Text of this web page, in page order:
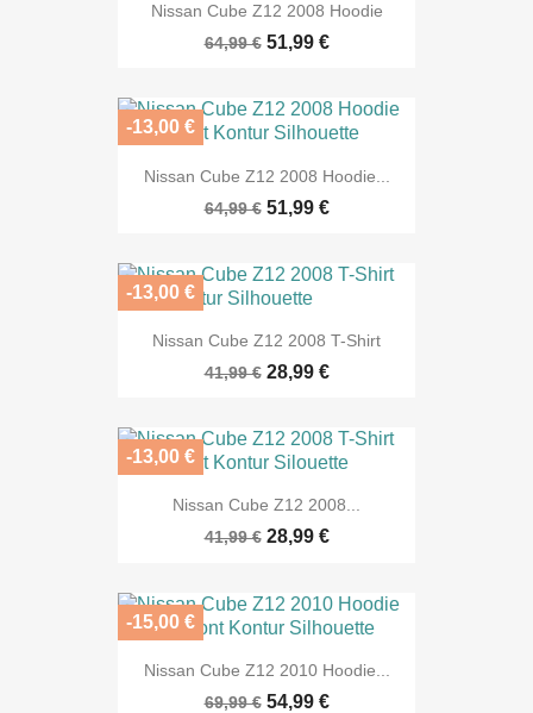
Nissan Cube Z12 2008 Hoodie
64,99 € 51,99 €
Nissan Cube Z12 2008 Hoodie...
64,99 € 51,99 €
-13,00 €
Nissan Cube Z12 2008 T-Shirt
41,99 € 28,99 €
-13,00 €
Nissan Cube Z12 2008...
41,99 € 28,99 €
-13,00 €
Nissan Cube Z12 2010 Hoodie...
69,99 € 54,99 €
-15,00 €